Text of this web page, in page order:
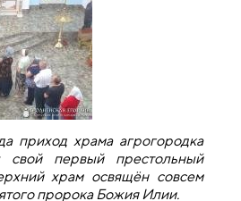
приход храма агрогородка
свой первый престольный
храм освящён совсем
пророка Божия Илии.